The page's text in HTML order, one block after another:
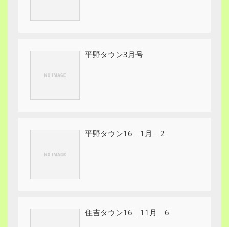
平野タウン3月号
平野タウン16＿1月＿2
住吉タウン16＿11月＿6